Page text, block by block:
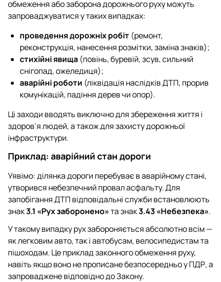
обмеження або заборона дорожнього руху можуть
запроваджуватися у таких випадках:
проведення дорожніх робіт (ремонт,
реконструкція, нанесення розмітки, заміна знаків);
стихійні явища (повінь, буревій, зсув, сильний
снігопад, ожеледиця);
аварійні роботи (ліквідація наслідків ДТП, прорив
комунікацій, падіння дерев чи опор).
Ці заходи вводять виключно для збереження життя і
здоров’я людей, а також для захисту дорожньої
інфраструктури.
Приклад: аварійний стан дороги
Уявімо: ділянка дороги перебуває в аварійному стані,
утворився небезпечний провал асфальту. Для
запобігання ДТП відповідальні служби встановлюють
знак3.1 «Рух заборонено»та знак3.43 «Небезпека».
У такому випадку рух забороняється абсолютно всім —
як легковим авто, так і автобусам, велосипедистам та
пішоходам. Це приклад законного обмеження руху,
навіть якщо воно не прописане безпосередньо у ПДР, а
запроваджене відповідно до Закону.